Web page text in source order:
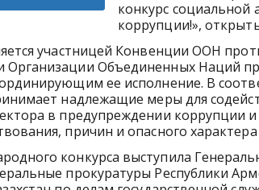
конкурс
коррупции!»,
участницей Конвенции ООН
Объединенных Наций
ее исполнение. В
надлежащие меры для
в предупреждении коррупции
причин и опасного
конкурса выступила
прокуратуры Республики